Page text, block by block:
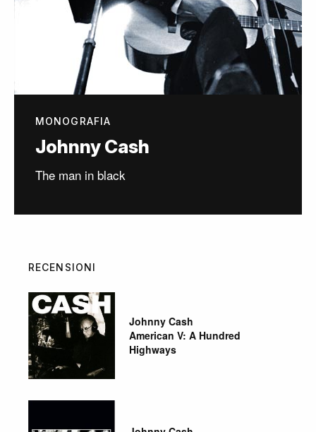
MONOGRAFIA
Johnny Cash
The man in black
RECENSIONI
Johnny Cash
American V: A Hundred
Highways